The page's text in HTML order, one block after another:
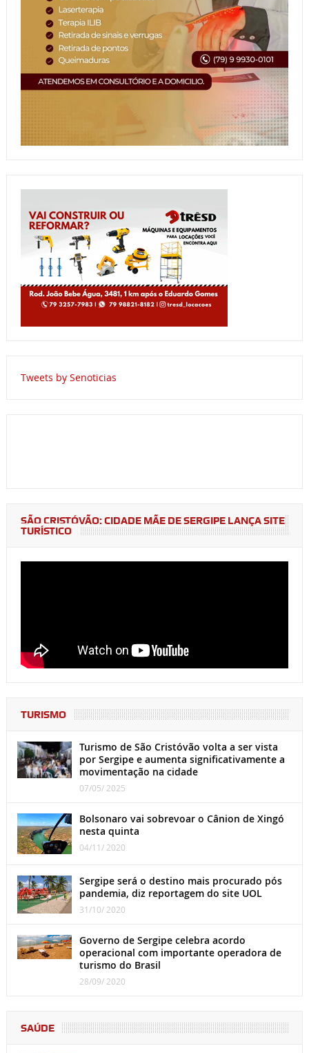
Tweets by Senoticias
SÃO CRISTÓVÃO: CIDADE MÃE DE SERGIPE LANÇA SITE
TURÍSTICO
TURISMO
Turismo de São Cristóvão volta a ser vista
por Sergipe e aumenta significativamente a
movimentação na cidade
07/05/ 2025
Bolsonaro vai sobrevoar o Cânion de Xingó
nesta quinta
04/11/ 2020
Sergipe será o destino mais procurado pós
pandemia, diz reportagem do site UOL
31/10/ 2020
Governo de Sergipe celebra acordo
operacional com importante operadora de
turismo do Brasil
28/09/ 2020
SAÚDE